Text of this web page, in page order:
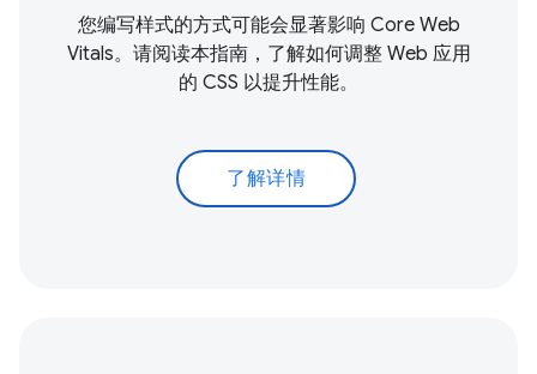
您编写样式的方式可能会显著影响 Core Web
Vitals。请阅读本指南，了解如何调整 Web 应用
的 CSS 以提升性能。
了解详情